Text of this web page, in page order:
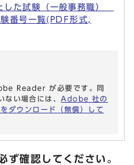
した試験（一般事務職）
番号一覧(PDF形式,
Reader が必要です。同
ない場合には、 Adobe 社の
ウンロード（無償）して
ず確認してください。